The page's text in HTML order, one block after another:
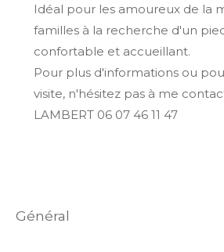
Idéal pour les amoureux de la
familles à la recherche d'un
confortable et accueillant.
Pour plus d'informations ou
visite, n'hésitez pas à me
LAMBERT 06 07 46 11 47
général